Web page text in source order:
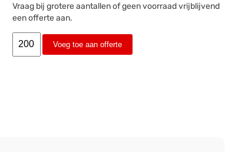
Vraag bij grotere aantallen of geen voorraad vrijblijvend
een offerte aan.
Voeg toe aan offerte